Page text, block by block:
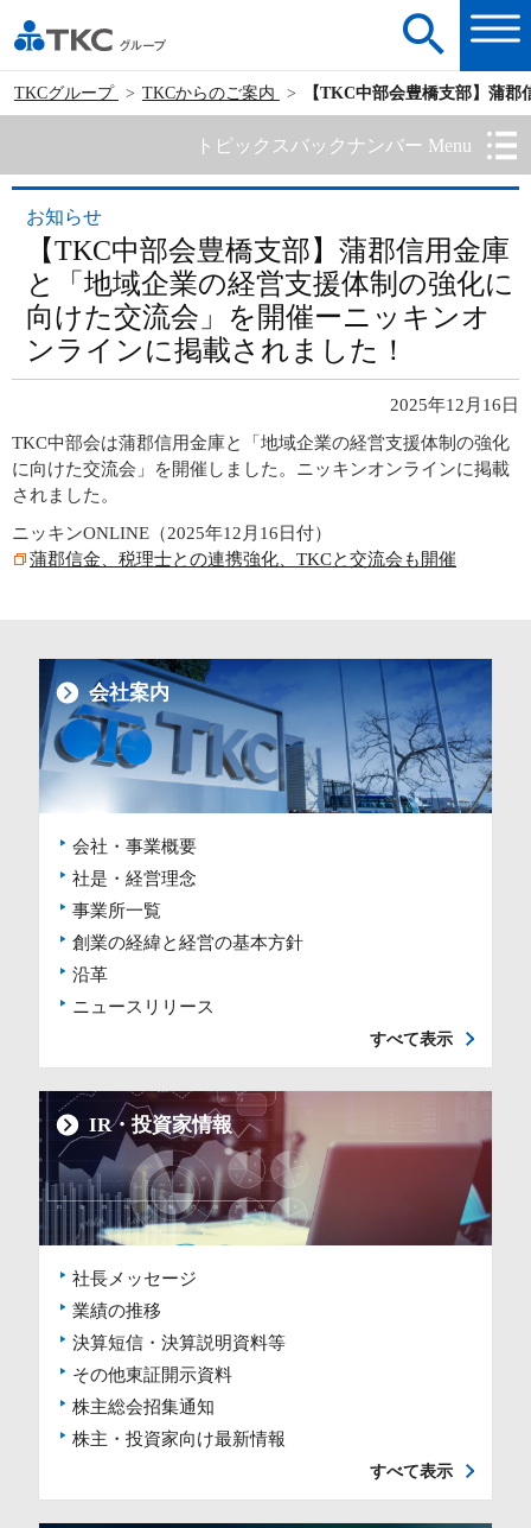
TKCグループ TKCからのご案内 【TKC中部会豊橋支部】蒲
トピックスバックナンバー Menu
お知らせ
【TKC中部会豊橋支部】蒲郡信用金庫
と「地域企業の経営支援体制の強化に
向けた交流会」を開催ーニッキンオ
ンラインに掲載されました！
2025年12月16日
TKC中部会は蒲郡信用金庫と「地域企業の経営支援体制の強化
に向けた交流会」を開催しました。ニッキンオンラインに掲載
されました。
ニッキンONLINE（2025年12月16日付）
蒲郡信金、税理士との連携強化、TKCと交流会も開催
会社案内
会社・事業概要
社是・経営理念
事業所一覧
創業の経緯と経営の基本方針
沿革
ニュースリリース
すべて表示
IR・投資家情報
社長メッセージ
業績の推移
決算短信・決算説明資料等
その他東証開示資料
株主総会招集通知
株主・投資家向け最新情報
すべて表示